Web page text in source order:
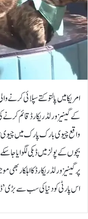
کے گینیز ورلڈ ریکارڈ قائم
بچوں کے پولز میں ڈبکی لگوایا
پر گینیز ورلڈ ریکارڈ کا اہلکار بھی
اس پارٹی کو دنیا کی سب سے بڑی